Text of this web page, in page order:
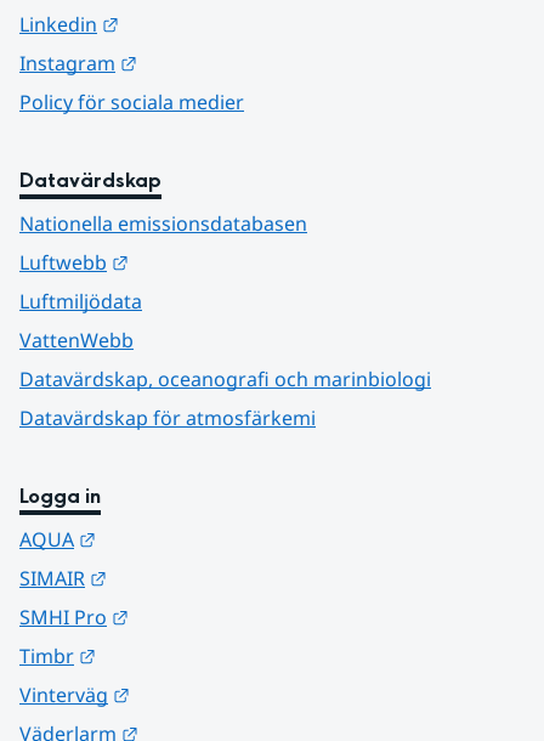
Linkedin
Instagram
Policy för sociala medier
Datavärdskap
Nationella emissionsdatabasen
Luftwebb
Luftmiljödata
VattenWebb
Datavärdskap, oceanografi och marinbiologi
Datavärdskap för atmosfärkemi
Logga in
AQUA
SIMAIR
SMHI Pro
Timbr
Vinterväg
Väderlarm